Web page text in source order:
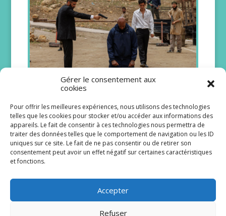
Gérer le consentement aux
cookies
Pour offrir les meilleures expériences, nous utilisons des technologies
telles que les cookies pour stocker et/ou accéder aux informations des
appareils. Le fait de consentir à ces technologies nous permettra de
traiter des données telles que le comportement de navigation ou les ID
uniques sur ce site. Le fait de ne pas consentir ou de retirer son
consentement peut avoir un effet négatif sur certaines caractéristiques
et fonctions.
Accepter
Refuser
Booba fait ses premiers pas dans
l’univers des séries avec Ourika
28/03/2024
Selon ses partenaires de travail c’est avec
beaucoup d’envie, de rigueur et surtout
d’humilité qu’Elie Yaffa, plus connu sous le